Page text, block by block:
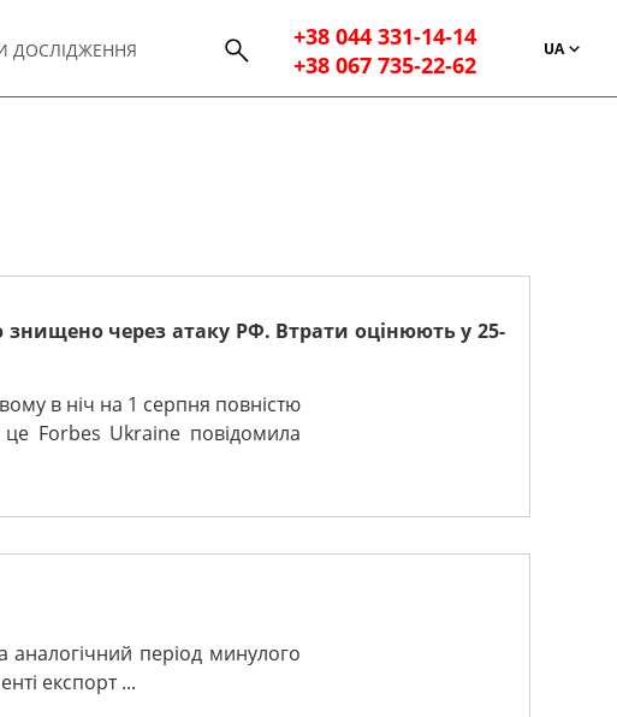
ДОСЛІДЖЕННЯ
+38 044 331-14-14
+38 067 735-22-62
UA
знищено через атаку РФ. Втрати оцінюють у 25-
в ніч на 1 серпня повністю
це Forbes Ukraine повідомила
аналогічний період минулого
експорт ...